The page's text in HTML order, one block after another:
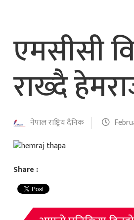
एमसीसी
राख्दै
नेपाल राष्ट्रिय दैनिक
Share :